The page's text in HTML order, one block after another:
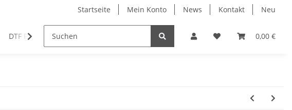
Startseite Mein Konto News Kontakt Neu
0,00 €
DTF Premium Druck Individual Druck Profi